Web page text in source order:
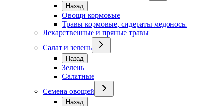
Назад
Овощи кормовые
Травы кормовые, сидераты медоносы
Лекарственные и пряные травы
Салат и зелень
Назад
Зелень
Салатные
Семена овощей
Назад